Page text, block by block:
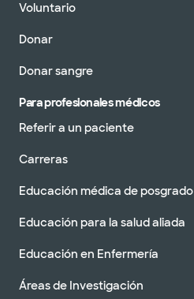
Voluntario
Donar
Donar sangre
Para profesionales médicos
Referir a un paciente
Carreras
Educación médica de posgrado
Educación para la salud aliada
Educación en Enfermería
Áreas de Investigación